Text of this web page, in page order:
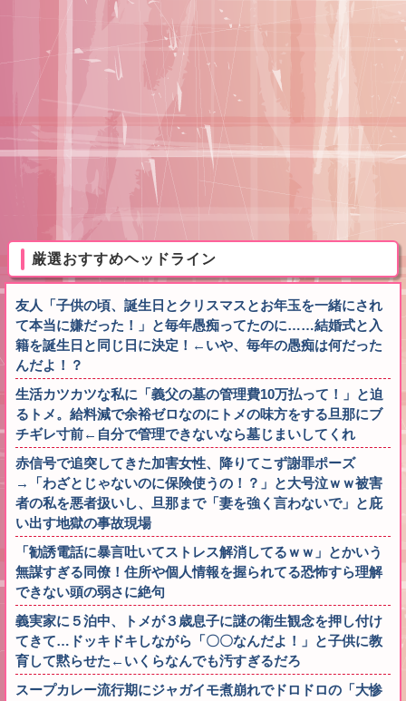
厳選おすすめヘッドライン
友人「子供の頃、誕生日とクリスマスとお年玉を一緒にされ
て本当に嫌だった！」と毎年愚痴ってたのに……結婚式と入
籍を誕生日と同じ日に決定！←いや、毎年の愚痴は何だった
んだよ！？
生活カツカツな私に「義父の墓の管理費10万払って！」と迫
るトメ。給料減で余裕ゼロなのにトメの味方をする旦那にブ
チギレ寸前←自分で管理できないなら墓じまいしてくれ
赤信号で追突してきた加害女性、降りてこず謝罪ポーズ
→「わざとじゃないのに保険使うの！？」と大号泣ｗｗ被害
者の私を悪者扱いし、旦那まで「妻を強く言わないで」と庇
い出す地獄の事故現場
「勧誘電話に暴言吐いてストレス解消してるｗｗ」とかいう
無謀すぎる同僚！住所や個人情報を握られてる恐怖すら理解
できない頭の弱さに絶句
義実家に５泊中、トメが３歳息子に謎の衛生観念を押し付け
てきて…ドッキドキしながら「〇〇なんだよ！」と子供に教
育して黙らせた←いくらなんでも汚すぎるだろ
スープカレー流行期にジャガイモ煮崩れでドロドロの「大惨